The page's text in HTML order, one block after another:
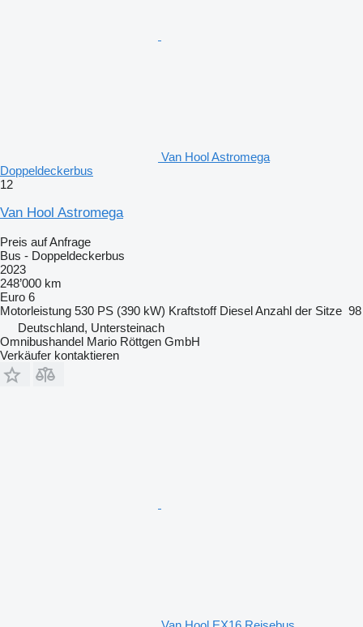
Van Hool Astromega
Doppeldeckerbus
12
Van Hool Astromega
Preis auf Anfrage
Bus - Doppeldeckerbus
2023
248’000 km
Euro 6
Motorleistung 530 PS (390 kW) Kraftstoff DieselAnzahl der Sitze 98
Deutschland, Untersteinach
Omnibushandel Mario Röttgen GmbH
Verkäufer kontaktieren